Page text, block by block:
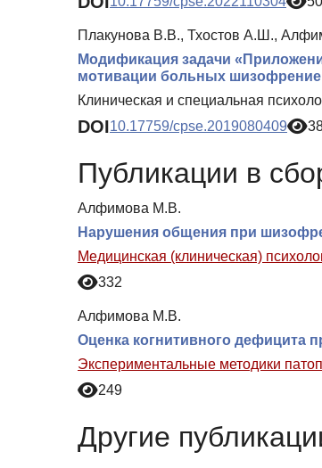
Плакунова В.В., Тхостов А.Ш.,
Модификация задачи
мотивации больных
Клиническая и специальная
DOI10.17759/cpse.2019080409
Публикации в
Алфимова М.В.
Нарушения общения при
Медицинская (клиническая)
332
Алфимова М.В.
Оценка когнитивного дефицита
Экспериментальные методики
249
Другие